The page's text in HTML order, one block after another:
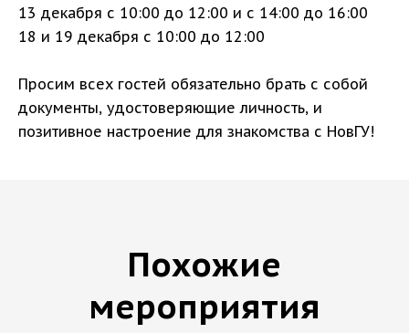
13 декабря с 10:00 до 12:00 и с 14:00 до 16:00
18 и 19 декабря с 10:00 до 12:00
Просим всех гостей обязательно брать с собой
документы, удостоверяющие личность, и
позитивное настроение для знакомства с НовГУ!
Похожие
мероприятия